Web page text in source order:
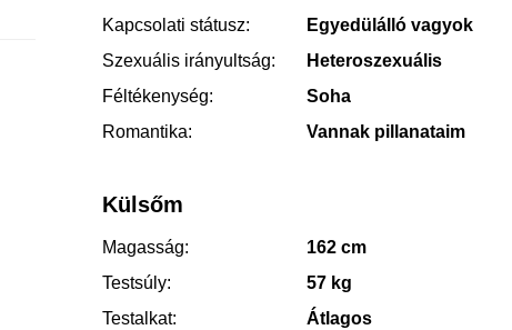
Kapcsolati státusz:
Egyedülálló vagyok
Szexuális irányultság:
Heteroszexuális
Féltékenység:
Soha
Romantika:
Vannak pillanataim
Külsőm
Magasság:
162 cm
Testsúly:
57 kg
Testalkat:
Átlagos